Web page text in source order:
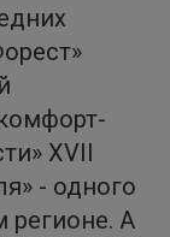
XVII
- одного
А